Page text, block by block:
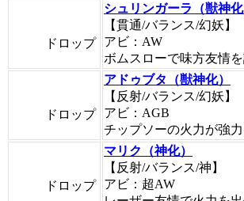
ドロップ
シュリンガーラ（獣神化
【貫通/バランス/幻妖】
アビ：AW
ボムスローで味方友情を
ドロップ
アドゥブタ（獣神化）
【反射/バランス/幻妖】
アビ：AGB
チップソーの火力が強力
ドロップ
マリク（神化）
【反射/バランス/神】
アビ：超AW